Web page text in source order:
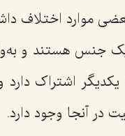
موارد اختلاف
یک جنس هستند و
اشتراک دارد
آنجا وجود دارد.